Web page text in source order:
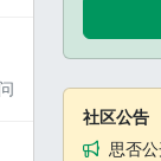
社区公告
思否